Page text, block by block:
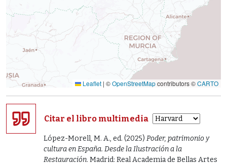
Leaflet | ©OpenStreetMapcontributors ©CARTO
Citar el libro multimedia
López-Morell, M. A., ed. (2025) Poder, patrimonio y
cultura en España. Desde la Ilustración a la
Restauración. Madrid: Real Academia de Bellas Artes